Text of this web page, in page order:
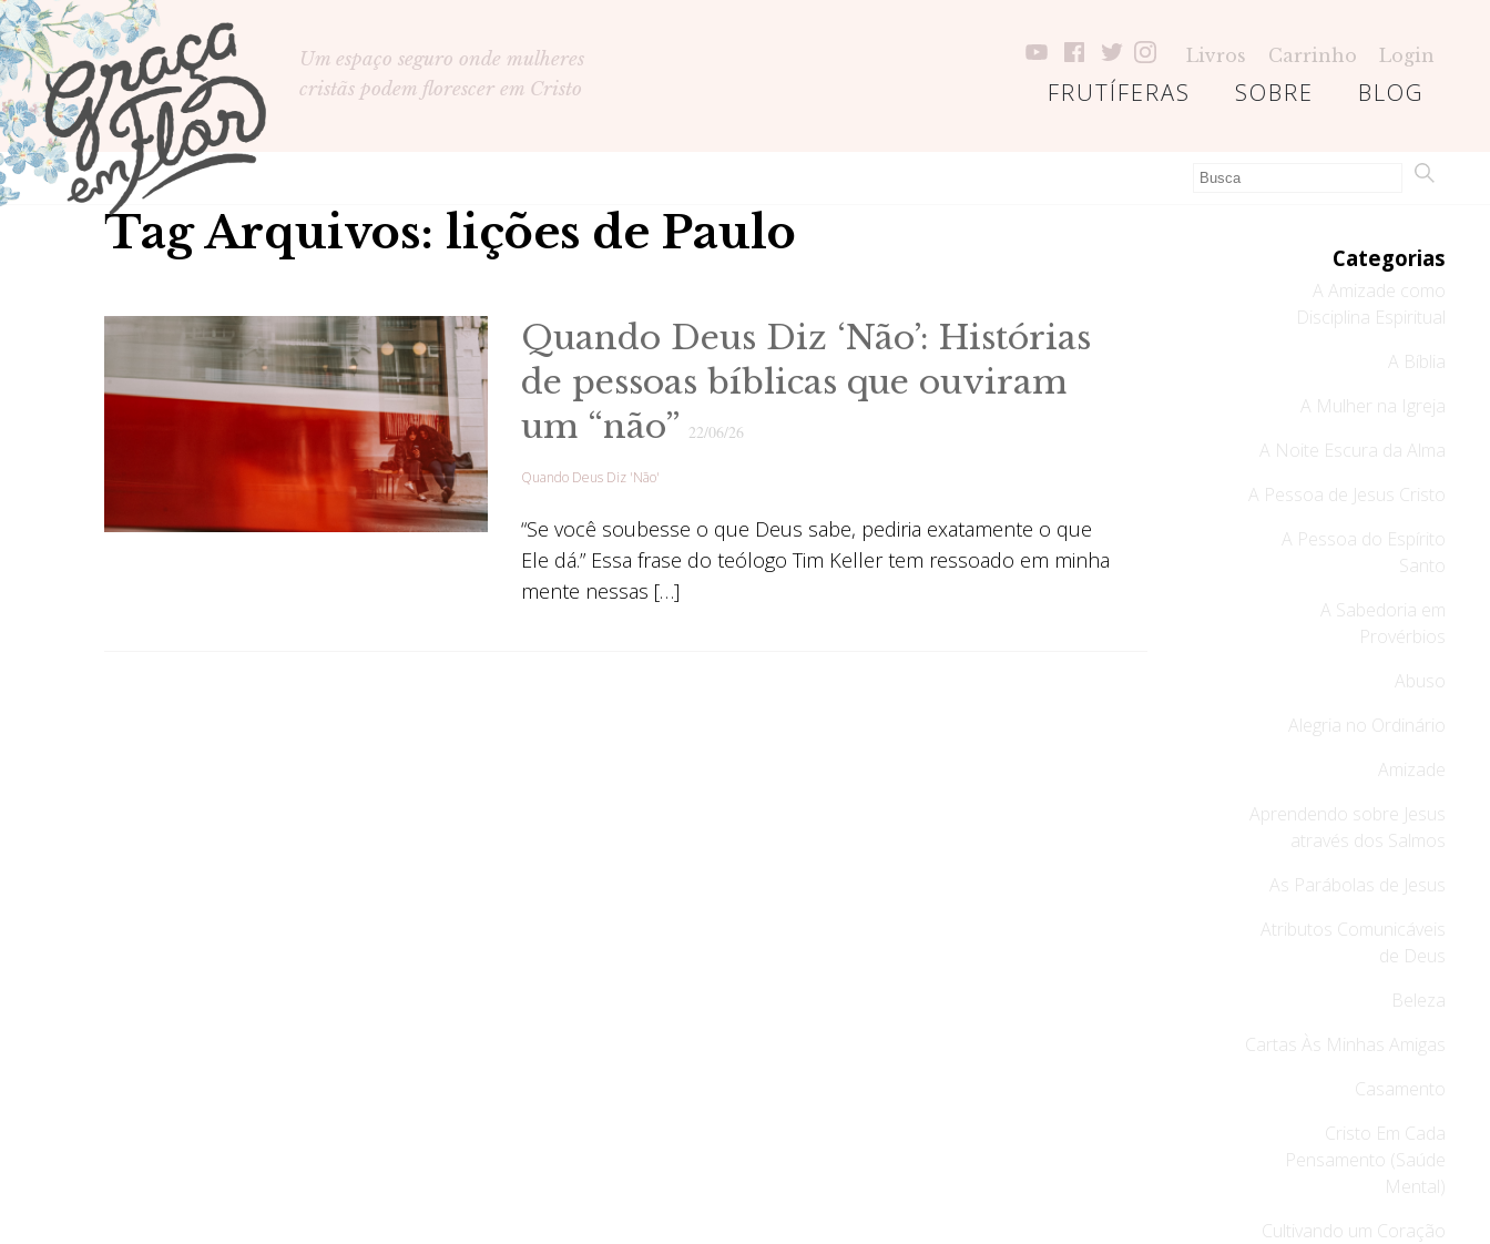
Um espaço seguro onde mulheres
cristãs podem florescer em Cristo
Livros Carrinho Login
BLOG
SOBRE
FRUTÍFERAS
Tag Arquivos: lições de Paulo
Quando Deus Diz ‘Não’: Histórias
de pessoas bíblicas que ouviram
um “não” 22/06/26
Quando Deus Diz 'Não'
“Se você soubesse o que Deus sabe, pediria exatamente o que
Ele dá.” Essa frase do teólogo Tim Keller tem ressoado em minha
mente nessas […]
Categorias
A Amizade como
Disciplina Espiritual
A Bíblia
A Mulher na Igreja
A Noite Escura da Alma
A Pessoa de Jesus Cristo
A Pessoa do Espírito
Santo
A Sabedoria em
Provérbios
Abuso
Alegria no Ordinário
Amizade
Aprendendo sobre Jesus
através dos Salmos
As Parábolas de Jesus
Atributos Comunicáveis
de Deus
Beleza
Cartas Às Minhas Amigas
Casamento
Cristo Em Cada
Pensamento (Saúde
Mental)
Cultivando um Coração